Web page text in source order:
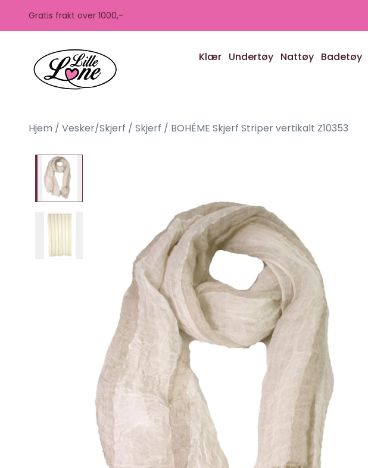
Gratis frakt over 1000,-
Klær Undertøy Nattøy Badetøy
Hjem / Vesker/Skjerf / Skjerf / BOHÉME Skjerf Striper vertikalt Z10353